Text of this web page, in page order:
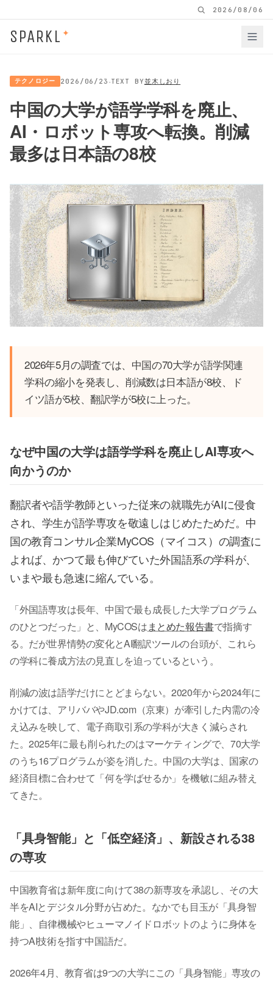
2026/08/06
SPARKL ✦
テクノロジー 2026/06/23 ·TEXT BY並木しおり
中国の大学が語学学科を廃止、
AI・ロボット専攻へ転換。削減
最多は日本語の8校
2026年5月の調査では、中国の70大学が語学関連
学科の縮小を発表し、削減数は日本語が8校、ド
イツ語が5校、翻訳学が5校に上った。
なぜ中国の大学は語学学科を廃止しAI専攻へ
向かうのか
翻訳者や語学教師といった従来の就職先がAIに侵食
され、学生が語学専攻を敬遠しはじめたためだ。中
国の教育コンサル企業MyCOS（マイコス）の調査に
よれば、かつて最も伸びていた外国語系の学科が、
いまや最も急速に縮んでいる。
「外国語専攻は長年、中国で最も成長した大学プログラム
のひとつだった」と、MyCOSはまとめた報告書で指摘す
る。だが世界情勢の変化とAI翻訳ツールの台頭が、これら
の学科に養成方法の見直しを迫っているという。
削減の波は語学だけにとどまらない。2020年から2024年に
かけては、アリババやJD.com（京東）が牽引した内需の冷
え込みを映して、電子商取引系の学科が大きく減らされ
た。2025年に最も削られたのはマーケティングで、70大学
のうち16プログラムが姿を消した。中国の大学は、国家の
経済目標に合わせて「何を学ばせるか」を機敏に組み替え
てきた。
「具身智能」と「低空経済」、新設される38
の専攻
中国教育省は新年度に向けて38の新専攻を承認し、その大
半をAIとデジタル分野が占めた。なかでも目玉が「具身智
能」、自律機械やヒューマノイドロボットのように身体を
持つAI技術を指す中国語だ。
2026年4月、教育省は9つの大学にこの「具身智能」専攻の